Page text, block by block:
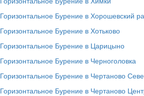
Горизонтальное Бурение в Хорошевский
Горизонтальное Бурение в Хотьково
Горизонтальное Бурение в Царицыно
Горизонтальное Бурение в Черноголовка
Горизонтальное Бурение в Чертаново
Горизонтальное Бурение в Чертаново